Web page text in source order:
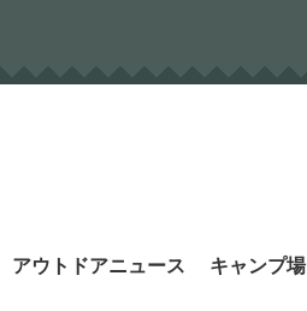
アウトドアニュース キャンプ場